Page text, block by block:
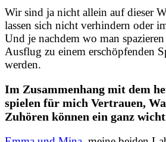
Wir sind ja nicht allein auf dieser
lassen sich nicht verhindern oder
Und je nachdem wo man
Ausflug zu einem erschöpfenden
werden.
Im Zusammenhang mit dem
spielen für mich Vertrauen,
Zuhören können ein ganz